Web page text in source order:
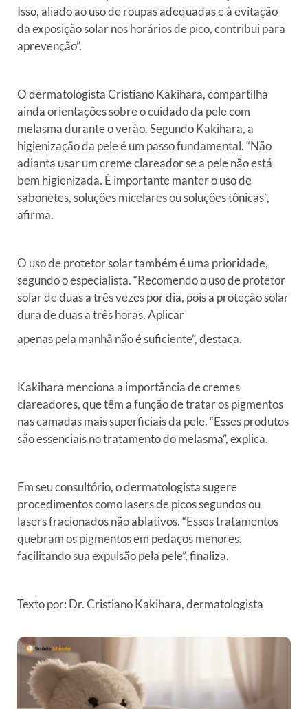
Isso, aliado ao uso de roupas adequadas e àevitação
da exposição solar nos horários de pico, contribui para
aprevenção”.
O dermatologista Cristiano Kakihara, compartilha
ainda orientaçõessobre o cuidado da pele com
melasma durante o verão. Segundo Kakihara,a
higienização da pele é um passo fundamental. “Não
adianta usarum creme clareador se a pele não está
bem higienizada. É importantemanter o uso de
sabonetes, soluções micelares ou soluçõestônicas”,
afirma.
O uso de protetor solar também é uma prioridade,
segundo oespecialista. “Recomendo o uso de protetor
solar de duas a três vezespor dia, pois a proteção solar
dura de duas a três horas. Aplicar
apenas pela manhã não é suficiente”, destaca.
Kakihara menciona a importância de cremes
clareadores, que têm afunção de tratar os pigmentos
nas camadas mais superficiais da pele.“Esses produtos
são essenciais no tratamento do melasma”, explica.
Em seu consultório, o dermatologista sugere
procedimentos como lasersde picos segundos ou
lasers fracionados não ablativos. “Essestratamentos
quebram os pigmentos em pedaços menores,
facilitando suaexpulsão pela pele”, finaliza.
Texto por: Dr.Cristiano Kakihara, dermatologista